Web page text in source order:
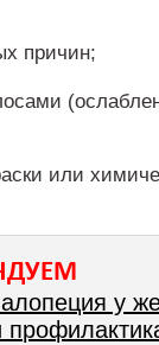
причин;
или
у